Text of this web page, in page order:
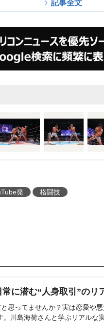
記事全文
発 格闘技
に潜む“人身取引”のリ
と思ってませんか？実は恋愛や
川島海荷さんと学ぶリアルな実